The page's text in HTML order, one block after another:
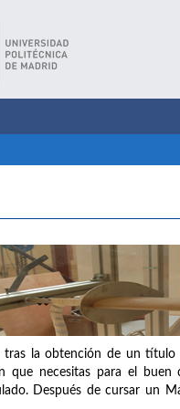
la obtención de un
necesitas para el buen
Después de cursar un